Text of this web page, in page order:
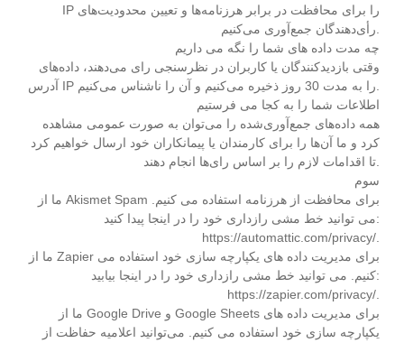
IP را برای محافظت در برابر هرزنامه‌ها و تعیین محدودیت‌های
رأی‌دهندگان جمع‌آوری می‌کنیم.
چه مدت داده های شما را نگه می داریم
وقتی بازدیدکنندگان یا کاربران در نظرسنجی رای می‌دهند، داده‌های
آدرس IP را به مدت 30 روز ذخیره می‌کنیم و آن را ناشناس می‌کنیم.
اطلاعات شما را به کجا می فرستیم
همه داده‌های جمع‌آوری‌شده را می‌توان به صورت عمومی مشاهده
کرد و ما آن‌ها را برای کارمندان یا پیمانکاران خود ارسال خواهیم کرد
تا اقدامات لازم را بر اساس رای‌ها انجام دهند.
سوم
ما از Akismet Spam برای محافظت از هرزنامه استفاده می کنیم.
می توانید خط مشی رازداری خود را در اینجا پیدا کنید:
https://automattic.com/privacy/.
ما از Zapier برای مدیریت داده های یکپارچه سازی خود استفاده می
کنیم. می توانید خط مشی رازداری خود را در اینجا بیابید:
https://zapier.com/privacy/.
ما از Google Drive و Google Sheets برای مدیریت داده های
یکپارچه سازی خود استفاده می کنیم. می‌توانید اعلامیه حفاظت از